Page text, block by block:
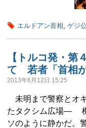
エルドアン首相, ゲジ
【トルコ発・第
て 若者「首相が
2013年6月12日 15:25
未明まで警察とオ
たタクシム広場― 機
ソのように静かだ。